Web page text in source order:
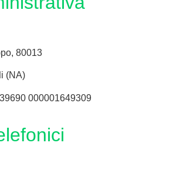
, 80013
(NA)
000001649309